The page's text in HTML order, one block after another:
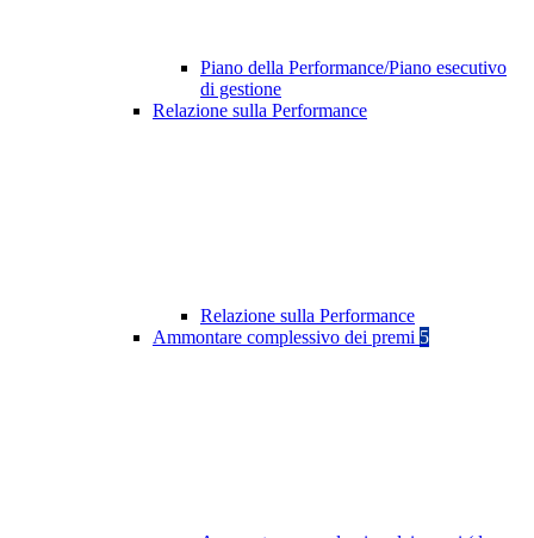
Piano della Performance/Piano esecutivo
di gestione
Relazione sulla Performance
Relazione sulla Performance
Ammontare complessivo dei premi 5